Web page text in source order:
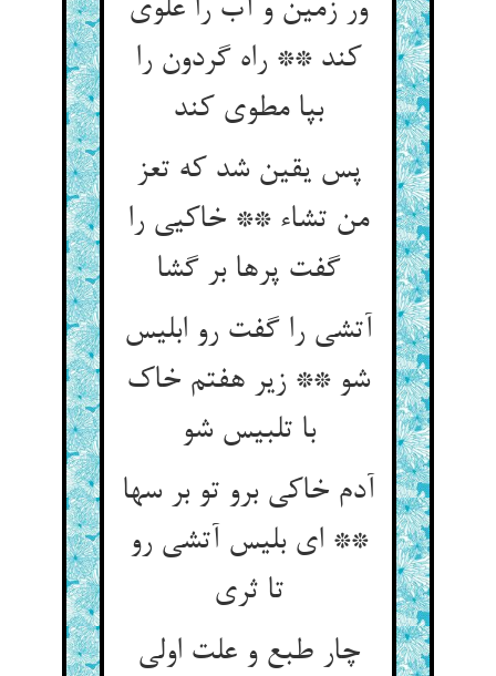
ور زمین و آب را علوی
کند ** راه گردون را
بپا مطوی کند
پس یقین شد که تعز
من تشاء ** خاکیی را
گفت پرها بر گشا
آتشی را گفت رو ابلیس
شو ** زیر هفتم خاک
با تلبیس شو
آدم خاکی برو تو بر سها
** ای بلیس آتشی رو
تا ثری‏
چار طبع و علت اولی